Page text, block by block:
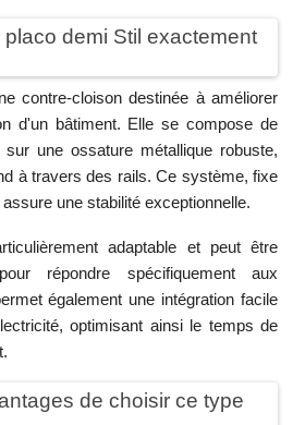
demi Stil exactement
contre-cloison destinée à améliorer
d'un bâtiment. Elle se compose de
une ossature métallique robuste,
à travers des rails. Ce système, fixe
une stabilité exceptionnelle.
adaptable et peut être
répondre spécifiquement aux
également une intégration facile
optimisant ainsi le temps de
de choisir ce type